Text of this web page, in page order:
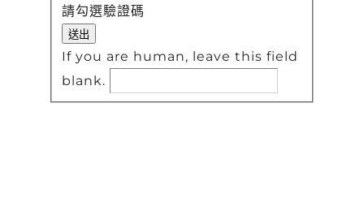
請勾選驗證碼
If you are human, leave this field
blank.